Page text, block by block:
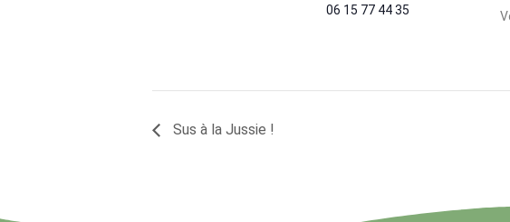
06 15 77 44 35
Sus à la Jussie !